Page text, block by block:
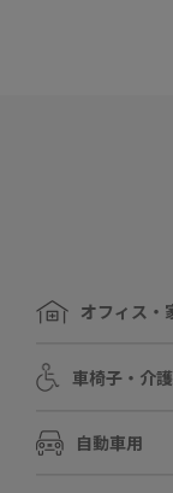
オフィス・
車椅子・介
自動車用